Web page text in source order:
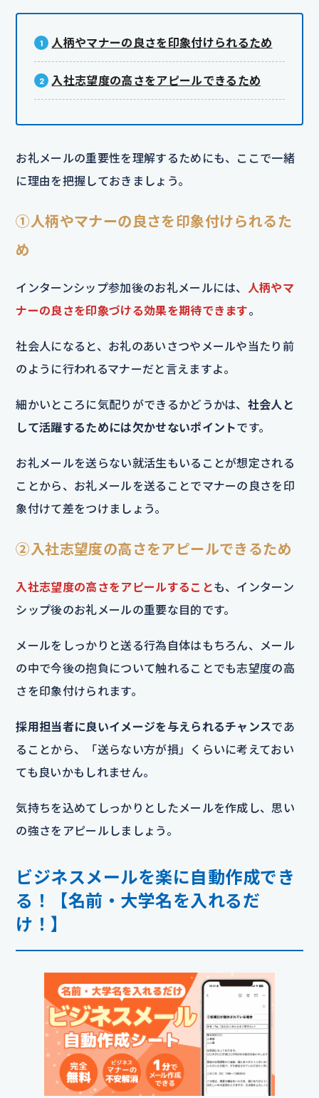
人柄やマナーの良さを印象付けられるため
入社志望度の高さをアピールできるため
お礼メールの重要性を理解するためにも、ここで一緒
に理由を把握しておきましょう。
①人柄やマナーの良さを印象付けられるた
め
インターンシップ参加後のお礼メールには、
人柄やマ
ナーの良さを印象づける効果を期待できます。
社会人になると、お礼のあいさつやメールや当たり前
のように行われるマナーだと言えますよ。
細かいところに気配りができるかどうかは、 社会人と
して活躍するためには欠かせないポイントです。
お礼メールを送らない就活生もいることが想定される
ことから、お礼メールを送ることでマナーの良さを印
象付けて差をつけましょう。
②入社志望度の高さをアピールできるため
入社志望度の高さをアピールすること も、インターン
シップ後のお礼メールの重要な目的です。
メールをしっかりと送る行為自体はもちろん、メール
の中で今後の抱負について触れることでも志望度の高
さを印象付けられます。
採用担当者に良いイメージを与えられるチャンスであ
ることから、「送らない方が損」くらいに考えておい
ても良いかもしれません。
気持ちを込めてしっかりとしたメールを作成し、思い
の強さをアピールしましょう。
ビジネスメールを楽に自動作成でき
る！【名前・大学名を入れるだ
け！】